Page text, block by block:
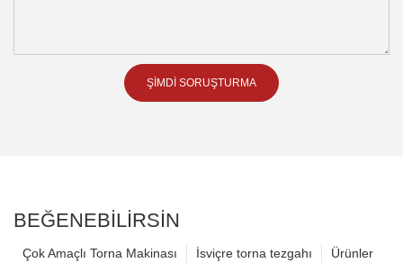
ŞIMDI SORUŞTURMA
BEĞENEBILIRSIN
Ürünler
İsviçre torna tezgahı
Çok Amaçlı Torna Makinası